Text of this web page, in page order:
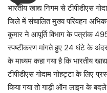
भारतीय खाद्य निगम से टीपीडीएस
जिले में संचालित मुख्य परिवहन
कुमार ने आपूर्ति विभाग के पत्रांक
स्पष्टीकरण मांगते हुए 24 घंटे के
के माध्यम कहा गया है कि भारतीय
टीपीडीएस गोदाम नोहट्टा के लिए
किया गया तो गाड़ी ऑन लाइन के